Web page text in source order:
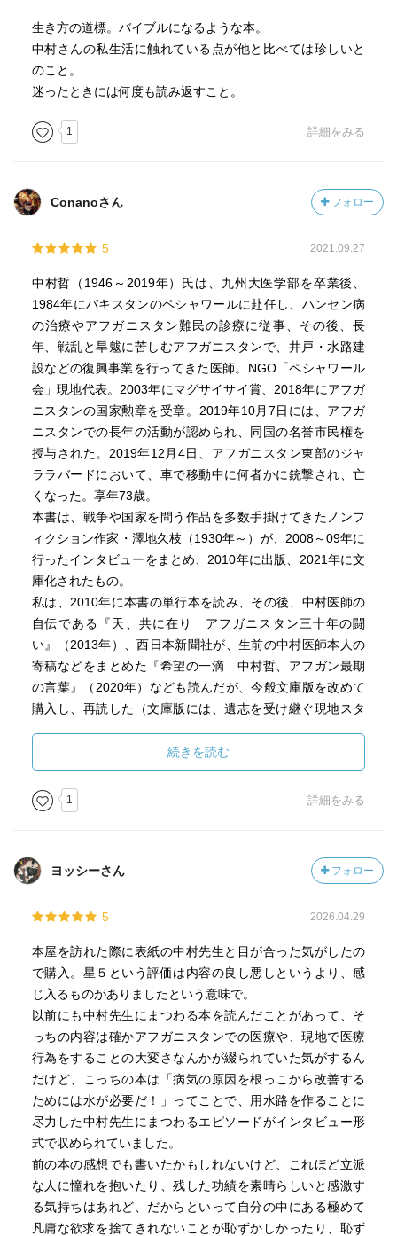
生き方の道標。バイブルになるような本。
中村さんの私生活に触れている点が他と比べては珍しいと
のこと。
迷ったときには何度も読み返すこと。
1 詳細をみる
Conanoさん フォロー
5 2021.09.27
中村哲（1946～2019年）氏は、九州大医学部を卒業後、
1984年にパキスタンのペシャワールに赴任し、ハンセン病
の治療やアフガニスタン難民の診療に従事、その後、長
年、戦乱と旱魃に苦しむアフガニスタンで、井戸・水路建
設などの復興事業を行ってきた医師。NGO「ペシャワール
会」現地代表。2003年にマグサイサイ賞、2018年にアフガ
ニスタンの国家勲章を受章。2019年10月7日には、アフガ
ニスタンでの長年の活動が認められ、同国の名誉市民権を
授与された。2019年12月4日、アフガニスタン東部のジャ
ララバードにおいて、車で移動中に何者かに銃撃され、亡
くなった。享年73歳。
本書は、戦争や国家を問う作品を多数手掛けてきたノンフ
ィクション作家・澤地久枝（1930年～）が、2008～09年に
行ったインタビューをまとめ、2010年に出版、2021年に文
庫化されたもの。
私は、2010年に本書の単行本を読み、その後、中村医師の
自伝である『天、共に在り アフガニスタン三十年の闘
い』（2013年）、西日本新聞社が、生前の中村医師本人の
寄稿などをまとめた『希望の一滴 中村哲、アフガン最期
の言葉』（2020年）なども読んだが、今般文庫版を改めて
購入し、再読した（文庫版には、遺志を受け継ぐ現地スタ
中村医師は、パキスタン・アフガニスタンに赴任当初、医
師として患者の治療にあたっていたが、医学の恩沢から完
全に見捨てられている現地の村々を歩き、わが目でその惨
状を確かめるに至り、遂には白衣と聴診器を手放し、「百
の陣頭指揮をとることになる。以来現地人と協力して、
1,000本を超える井戸を掘り、27㎞に及ぶ用水路を建設し、
村医師だからこそ、現地の人びとに心から信頼されると同
時に深く愛され、その存在は、日本よりもアフガニスタン
でより多くの人びとに知られ、その死は、より多くの人び
とに悼まれたのだ。。。
本書は、インタビューだからこそ聞き出せた、現地の自然
や日常の様子などがとても興味を惹いたし、また、中村医
師の、あの訥々としながらも、信念に満ちた声が聞こえて
くるようで、改めて胸が熱くなる思いがした。
この夏、米国は20年に亘り駐留したアフガニスタンから撤
退したが、米国軍のヘリが飛び交う下で、現地の人々はど
のような日々を送っていたのか。。。文庫版あとがきで澤
地氏は、本書単行本ができたときにオバマ大統領に送付し
たと明かしている。（予想通り反応はなかったそうだが）
真の平和のためには何が必要なのかを考えさせてくれる、
中村医師からのメッセージである。
続きを読む
1 詳細をみる
ヨッシーさん フォロー
5 2026.04.29
本屋を訪れた際に表紙の中村先生と目が合った気がしたの
で購入。星５という評価は内容の良し悪しというより、感
じ入るものがありましたという意味で。
以前にも中村先生にまつわる本を読んだことがあって、そ
っちの内容は確かアフガニスタンでの医療や、現地で医療
行為をすることの大変さなんかが綴られていた気がするん
だけど、こっちの本は「病気の原因を根っこから改善する
ためには水が必要だ！」ってことで、用水路を作ることに
尽力した中村先生にまつわるエピソードがインタビュー形
式で収められていました。
前の本の感想でも書いたかもしれないけど、これほど立派
な人に憧れを抱いたり、残した功績を素晴らしいと感激す
る気持ちはあれど、だからといって自分の中にある極めて
凡庸な欲求を捨てきれないことが恥ずかしかったり、恥ず